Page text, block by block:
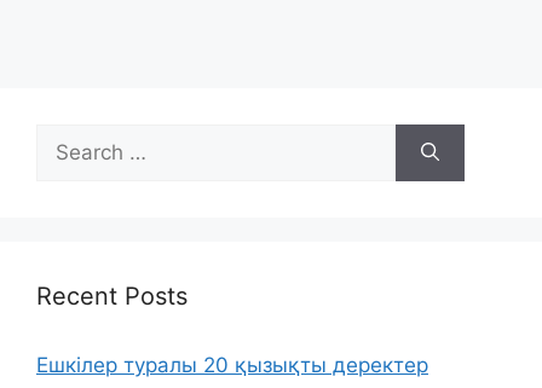
for:
Recent Posts
Ешкілер туралы 20 қызықты деректер